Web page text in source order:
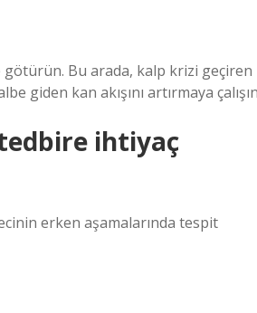
götürün. Bu arada, kalp krizi geçiren
giden kan akışını artırmaya
ihtiyaç
erken aşamalarında tespit